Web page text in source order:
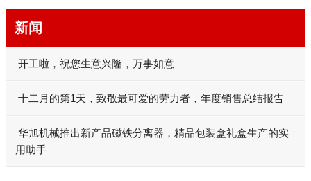
新闻
开工啦，祝您生意兴隆，万事如意
十二月的第1天，致敬最可爱的劳力者，年度销售总结报告
华旭机械推出新产品磁铁分离器，精品包装盒礼盒生产的实
用助手